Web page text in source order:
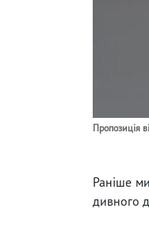
Пропозиція
Раніше ми
дивного